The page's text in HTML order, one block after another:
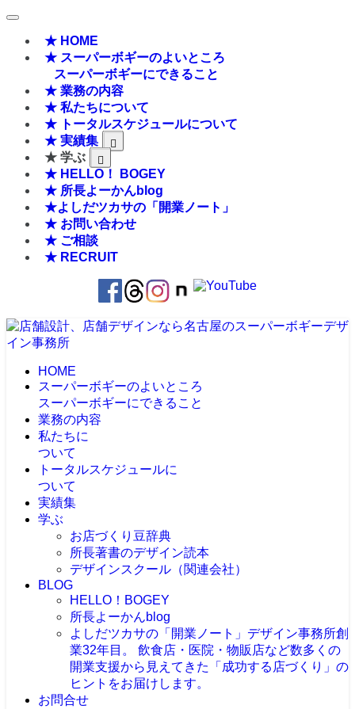
★ HOME
★ スーパーボギーのよいところ
スーパーボギーにできること
★ 業務の内容
★ 私たちについて
★ トータルスケジュールについて
★ 実績集
★ 学ぶ
★ HELLO！ BOGEY
★ 所長よーかんblog
★よしだツカサの「開業ノート」
★ お問い合わせ
★ ご相談
★ RECRUIT
HOME
スーパーボギーのよいところ
スーパーボギーにできること
業務の内容
私たちに
ついて
トータルスケジュールに
ついて
実績集
学ぶ
お店づくり豆辞典
所長著書のデザイン読本
デザインスクール（関連会社）
BLOG
HELLO！BOGEY
所長よーかんblog
よしだツカサの「開業ノート」 デザイン事務所創
業32年目。 飲食店・医院・物販店など数多くの
開業支援から見えてきた「成功する店づくり」の
ヒントをお届けします。
お問合せ